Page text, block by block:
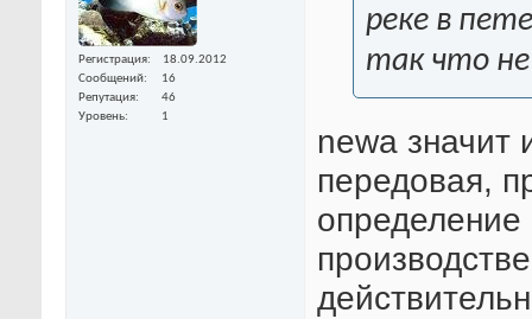
Регистрация
18.09.2012
Сообщений
16
Репутация
46
Уровень
1
реке в
так что не
newa значит
передовая,
определение